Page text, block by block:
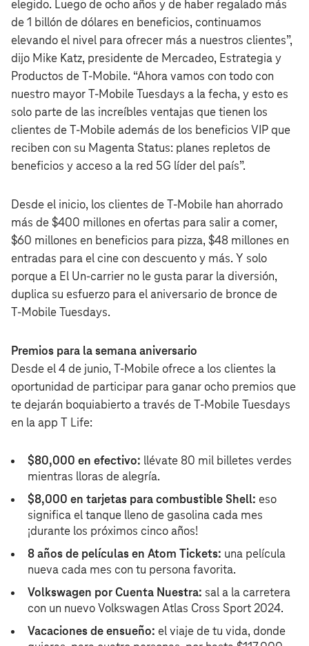
elegido. Luego de ocho años y de haber regalado más
de 1 billón de dólares en beneficios, continuamos
elevando el nivel para ofrecer más a nuestros clientes”,
dijo Mike Katz, presidente de Mercadeo, Estrategia y
Productos de T‑Mobile. “Ahora vamos con todo con
nuestro mayor T‑Mobile Tuesdays a la fecha, y esto es
solo parte de las increíbles ventajas que tienen los
clientes de T‑Mobile además de los beneficios VIP que
reciben con su Magenta Status: planes repletos de
beneficios y acceso a la red 5G líder del país”.
Desde el inicio, los clientes de T‑Mobile han ahorrado
más de $400 millones en ofertas para salir a comer,
$60 millones en beneficios para pizza, $48 millones en
entradas para el cine con descuento y más. Y solo
porque a El Un-carrier no le gusta parar la diversión,
duplica su esfuerzo para el aniversario de bronce de
T‑Mobile Tuesdays.
Premios para la semana aniversario
Desde el 4 de junio, T‑Mobile ofrece a los clientes la
oportunidad de participar para ganar ocho premios que
te dejarán boquiabierto a través de T‑Mobile Tuesdays
en la app T Life:
$80,000 en efectivo: llévate 80 mil billetes verdes
mientras lloras de alegría.
$8,000 en tarjetas para combustible Shell: eso
significa el tanque lleno de gasolina cada mes
¡durante los próximos cinco años!
8 años de películas en Atom Tickets: una película
nueva cada mes con tu persona favorita.
Volkswagen por Cuenta Nuestra: sal a la carretera
con un nuevo Volkswagen Atlas Cross Sport 2024.
Vacaciones de ensueño: el viaje de tu vida, donde